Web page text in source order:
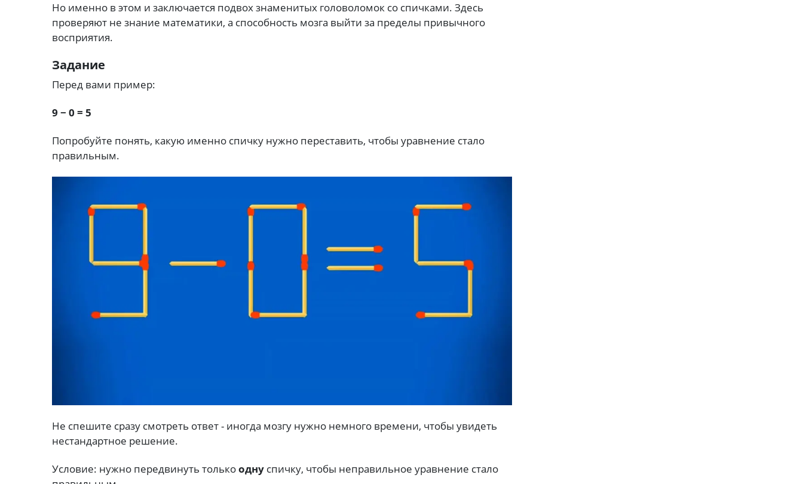
Но именно в этом и заключается подвох знаменитых головоломок со спичками. Здесь
проверяют не знание математики, а способность мозга выйти за пределы привычного
восприятия.
Задание
Перед вами пример:
9 − 0 = 5
Попробуйте понять, какую именно спичку нужно переставить, чтобы уравнение стало
правильным.
Не спешите сразу смотреть ответ - иногда мозгу нужно немного времени, чтобы увидеть
нестандартное решение.
Условие: нужно передвинуть толькоодну спичку, чтобы неправильное уравнение стало